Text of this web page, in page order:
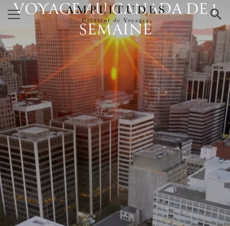
×VOYAGE AU CANADA DE 1
SEMAINE